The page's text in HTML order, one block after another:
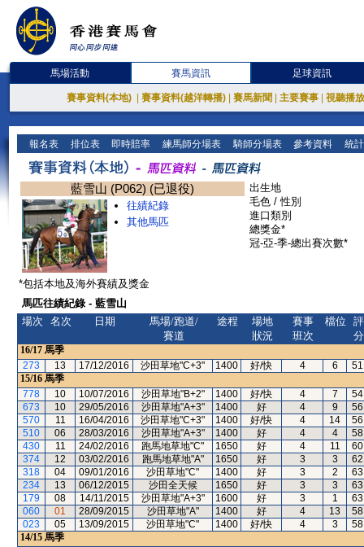
馬場活動 賽馬資訊 足球資訊
賽事資料(本地) 賽事資料(越洋轉播) 賽馬新聞 主要賽事 視聽播
報名表 排位表 即時賠率 練馬師分場表 騎師分場表 參考資料 統
藍雪山 (P062) (已退役)
往績紀錄
其他馬匹
出生地
毛色 / 性別
進口類別
總獎金*
冠-亞-季-總出賽次數*
*包括本地及海外賽績及獎金
馬匹往績紀錄 - 藍雪山
場次
名次 日期
馬場/跑道/
賽道
途程
場地
狀況
賽事
班次
檔位
評
分
16/17 馬季
273
13 17/12/2016 沙田草地"C+3" 1400 好/快 4 6
51
15/16 馬季
778
10 10/07/2016 沙田草地"B+2" 1400 好/快 4 7
54
673
10 29/05/2016 沙田草地"A+3" 1400 好 4 9
56
570
11 16/04/2016 沙田草地"C+3" 1400 好/快 4 14
56
510
06 28/03/2016 沙田草地"A+3" 1400 好 4 4
58
430
11 24/02/2016 跑馬地草地"C" 1650 好 4 11
60
374
12 03/02/2016 跑馬地草地"A" 1650 好 3 3
62
318
04 09/01/2016 沙田草地"C" 1400 好 3 2
63
234
13 06/12/2015 沙田全天候 1650 好 3 3
63
179
08 14/11/2015 沙田草地"A+3" 1600 好 3 1
63
060
01 28/09/2015 沙田草地"A" 1400 好 4 13
58
023
05 13/09/2015 沙田草地"C" 1400 好/快 4 3
58
14/15 馬季